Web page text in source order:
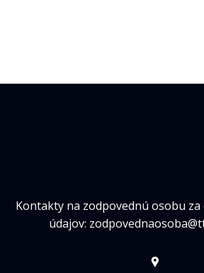
Kontakty na zodpovednú osobu
údajov: